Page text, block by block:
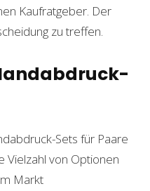
Kaufratgeber. Der
zu treffen.
Sets für Paare
Vielzahl von Optionen
Markt